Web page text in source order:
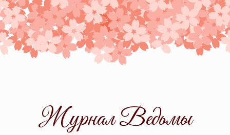
Skip
to
content
Журнал Ведьмы